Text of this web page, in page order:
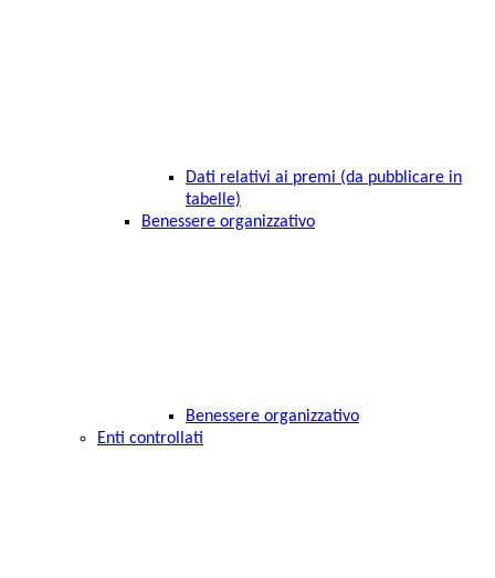
Dati relativi ai premi (da pubblicare in
tabelle)
Benessere organizzativo
Benessere organizzativo
Enti controllati